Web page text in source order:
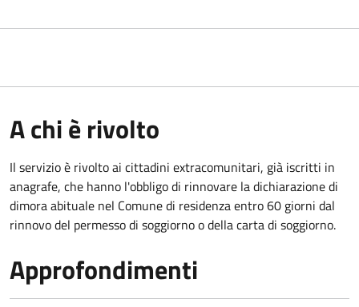
A chi è rivolto
Il servizio è rivolto ai cittadini extracomunitari, già iscritti in
anagrafe, che hanno l'obbligo di rinnovare la dichiarazione di
dimora abituale nel Comune di residenza entro 60 giorni dal
rinnovo del permesso di soggiorno o della carta di soggiorno.
Approfondimenti